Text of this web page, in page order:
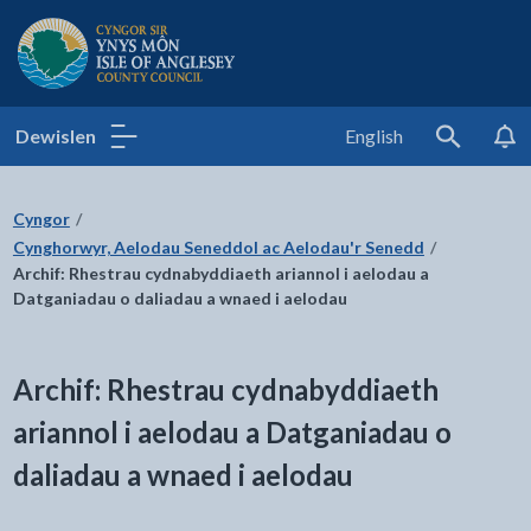
Cyngor Sir Ynys Môn
Dewislen English
Search
Cyngor
Cynghorwyr, Aelodau Seneddol ac Aelodau'r Senedd
Archif: Rhestrau cydnabyddiaeth ariannol i aelodau a
Datganiadau o daliadau a wnaed i aelodau
Archif: Rhestrau cydnabyddiaeth
ariannol i aelodau a Datganiadau o
daliadau a wnaed i aelodau